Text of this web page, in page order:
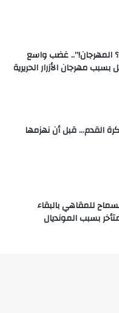
المهرجان!”.. غضب واسع
مهرجان الأزرار الحريرية
القدم… قبل أن نهزمها
للمقاهي بالبقاء
بسبب المونديال